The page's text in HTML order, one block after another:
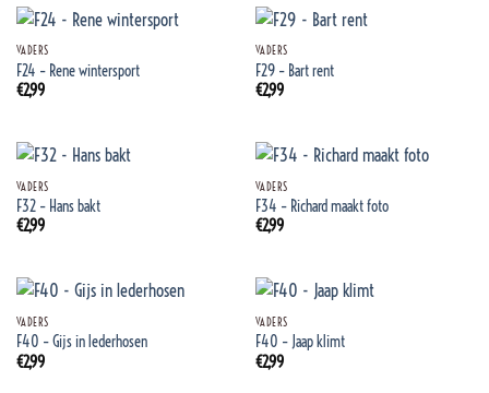
VADERS
F24 – Rene wintersport
€2,99
VADERS
F29 – Bart rent
€2,99
VADERS
F32 – Hans bakt
€2,99
VADERS
F34 – Richard maakt foto
€2,99
VADERS
F40 – Gijs in lederhosen
€2,99
VADERS
F40 – Jaap klimt
€2,99